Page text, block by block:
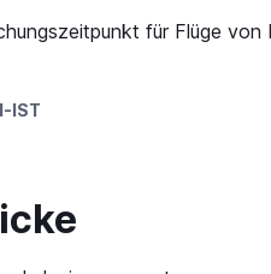
für Flüge von
IST